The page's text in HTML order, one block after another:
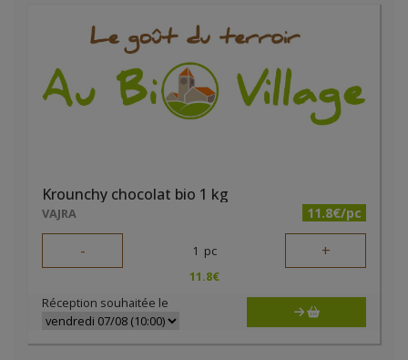
Krounchy chocolat bio 1 kg
VAJRA 11.8€/pc
- 1 pc +
11.8€
Réception souhaitée le